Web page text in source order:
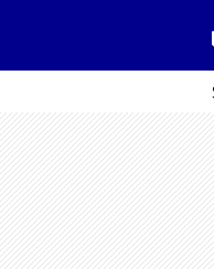
Zur Hauptnavigation